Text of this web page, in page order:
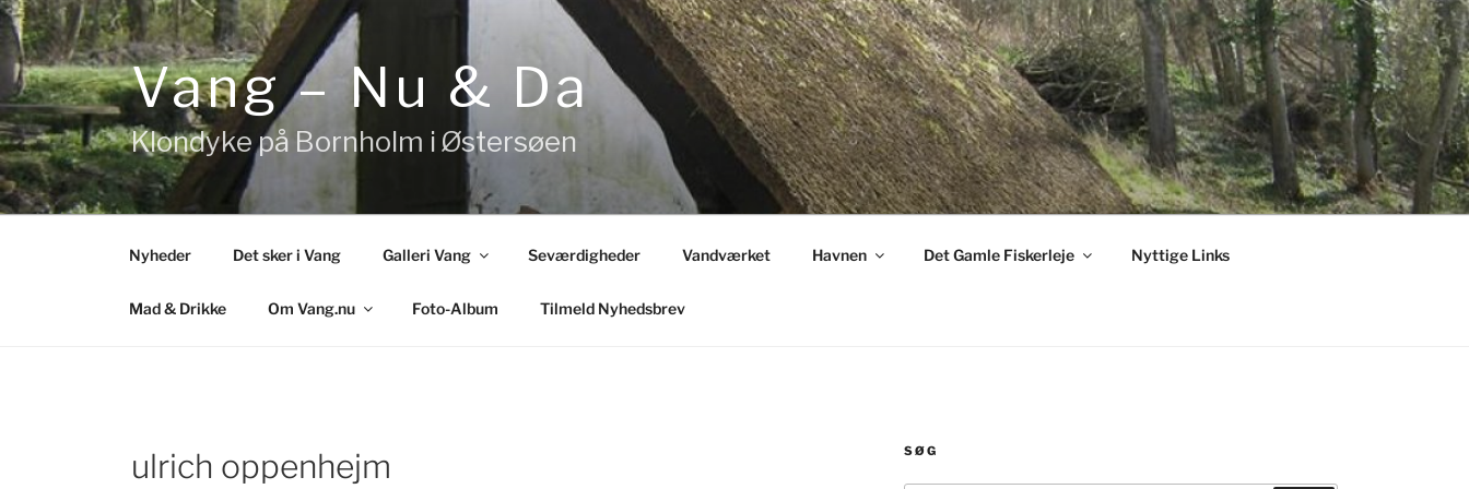
Videre
til
indhold
Vang – Nu & Da
Klondyke på Bornholm i Østersøen
Nyheder Det sker i Vang Galleri Vang Seværdigheder Vandværket Havnen Det Gamle Fiskerleje Nyttige Links
Mad & Drikke Om Vang.nu Foto-Album Tilmeld Nyhedsbrev
ulrich oppenhejm SØG